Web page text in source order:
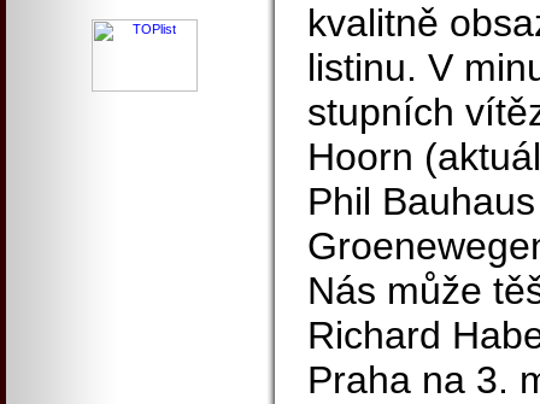
kvalitně
listinu. V
stupních
Hoorn
Phil
Nás může
Richard
Praha na 3.